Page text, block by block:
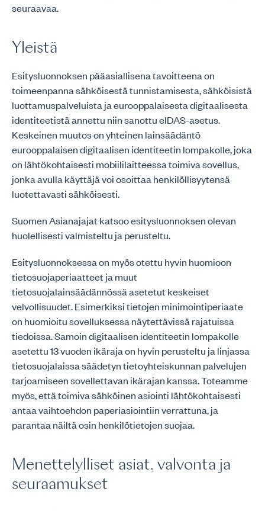
seuraavaa.
Yleistä
Esitysluonnoksen pääasiallisena tavoitteena on
toimeenpanna sähköisestä tunnistamisesta, sähköisistä
luottamuspalveluista ja eurooppalaisesta digitaalisesta
identiteetistä annettu niin sanottu eIDAS-asetus.
Keskeinen muutos on yhteinen lainsäädäntö
eurooppalaisen digitaalisen identiteetin lompakolle, joka
on lähtökohtaisesti mobiililaitteessa toimiva sovellus,
jonka avulla käyttäjä voi osoittaa henkilöllisyytensä
luotettavasti sähköisesti.
Suomen Asianajajat katsoo esitysluonnoksen olevan
huolellisesti valmisteltu ja perusteltu.
Esitysluonnoksessa on myös otettu hyvin huomioon
tietosuojaperiaatteet ja muut
tietosuojalainsäädännössä asetetut keskeiset
velvollisuudet. Esimerkiksi tietojen minimointiperiaate
on huomioitu sovelluksessa näytettävissä rajatuissa
tiedoissa. Samoin digitaalisen identiteetin lompakolle
asetettu 13 vuoden ikäraja on hyvin perusteltu ja linjassa
tietosuojalaissa säädetyn tietoyhteiskunnan palvelujen
tarjoamiseen sovellettavan ikärajan kanssa. Toteamme
myös, että toimiva sähköinen asiointi lähtökohtaisesti
antaa vaihtoehdon paperiasiointiin verrattuna, ja
parantaa näiltä osin henkilötietojen suojaa.
Menettelylliset asiat, valvonta ja
seuraamukset